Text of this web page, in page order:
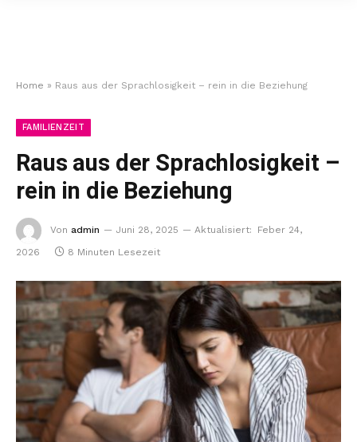
Home » Raus aus der Sprachlosigkeit – rein in die Beziehung
FAMILIENZEIT
Raus aus der Sprachlosigkeit –
rein in die Beziehung
Von admin Juni 28, 2025 Aktualisiert:
Feber 24,
2026
8 Minuten Lesezeit